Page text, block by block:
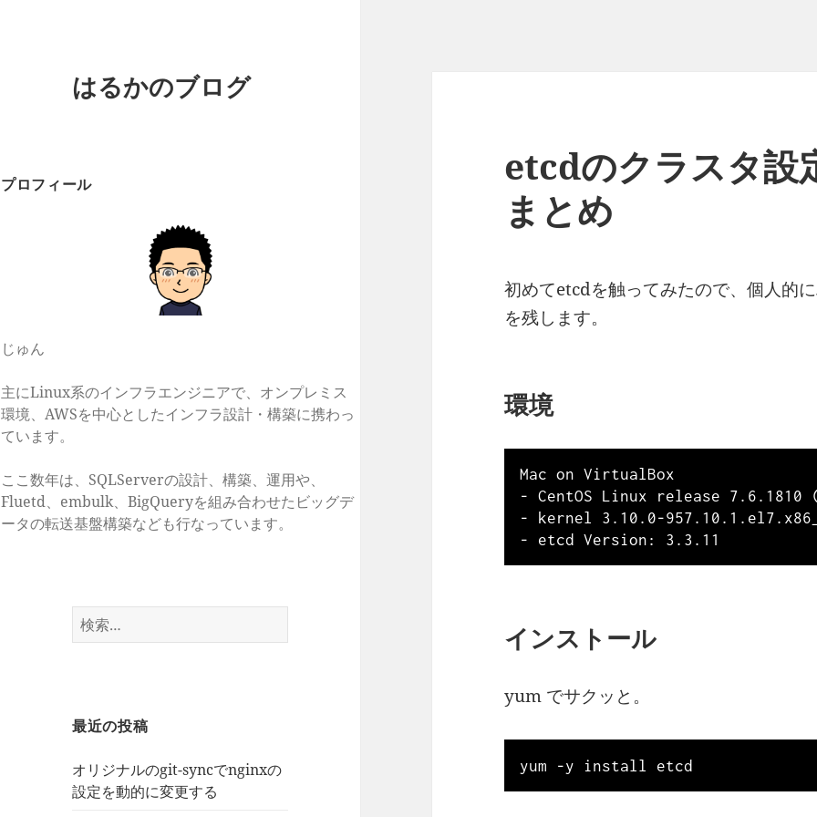
はるかのブログ
プロフィール
じゅん
主にLinux系のインフラエンジニアで、オンプレミス
環境、AWSを中心としたインフラ設計・構築に携わっ
ています。
ここ数年は、SQLServerの設計、構築、運用や、
Fluetd、embulk、BigQueryを組み合わせたビッグデ
ータの転送基盤構築なども行なっています。
検
索:
最近の投稿
オリジナルのgit-syncでnginxの
設定を動的に変更する
etcdのクラスタ設
まとめ
初めてetcdを触ってみたので、個人的
を残します。
環境
Mac on VirtualBox
- CentOS Linux release 7.6.1810
- kernel 3.10.0-
インストール
yum でサクッと。